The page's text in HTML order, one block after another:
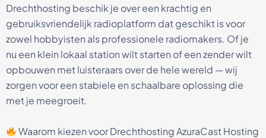
Drechthosting beschik je over een krachtig en
gebruiksvriendelijk radioplatform dat geschikt is voor
zowel hobbyisten als professionele radiomakers. Of je
nu een klein lokaal station wilt starten of een zender wilt
opbouwen met luisteraars over de hele wereld — wij
zorgen voor een stabiele en schaalbare oplossing die
met je meegroeit.
Waarom kiezen voor Drechthosting AzuraCast Hosting